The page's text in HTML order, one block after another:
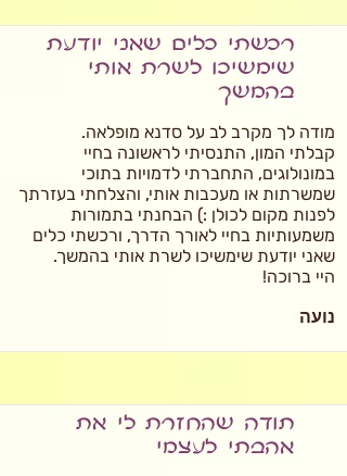
רכשתי כלים שאני יודעת
שימשיכו לשרת אותי
בהמשך
מודה לך מקרב לב על סדנא מופלאה.
קבלתי המון, התנסיתי לראשונה בחיי
במונולוגים, התחברתי לדמויות בתוכי
שמשרתות או מעכבות אותי, והצלחתי בעזרתך
לפנות מקום לכולן :) הבחנתי בתמורות
משמעותיות בחיי לאורך הדרך, ורכשתי כלים
שאני יודעת שימשיכו לשרת אותי בהמשך.
היי ברוכה!
נועה
תודה שהחזרת לי את
אהבתי לעצמי